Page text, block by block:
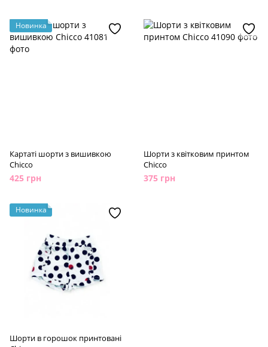
Новинка
Картаті шорти з вишивкою
Chicco
425 грн
Шорти з квітковим принтом
Chicco
375 грн
Новинка
Шорти в горошок принтовані